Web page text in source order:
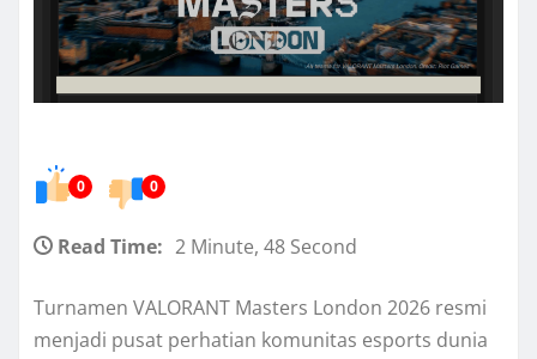
0 0
Read Time: 2 Minute, 48 Second
Turnamen VALORANT Masters London 2026 resmi
menjadi pusat perhatian komunitas esports dunia